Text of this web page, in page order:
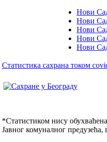
Нови
Нови
Нови
Нови
Нови
Статистика сахрана током
*Статистиком нису
Јавног комуналног